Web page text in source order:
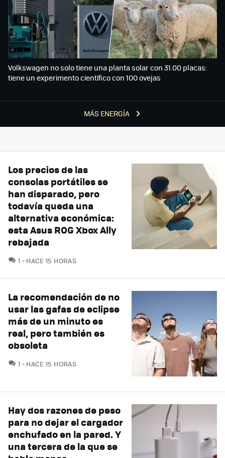
MÁS ENERGÍA
Volkswagen no solo tiene una planta solar con 31.00 placas:
tiene un experimento científico con 100 ovejas
Los precios de las
consolas portátiles se
han disparado, pero
todavía queda una
alternativa económica:
esta Asus ROG Xbox Ally
rebajada
1 COMENTARIOS
HACE 15 HORAS
La recomendación de no
usar las gafas de eclipse
más de un minuto es
real, pero también es
obsoleta
1 COMENTARIOS
HACE 15 HORAS
Hay dos razones de peso
para no dejar el cargador
enchufado en la pared. Y
una tercera de la que se